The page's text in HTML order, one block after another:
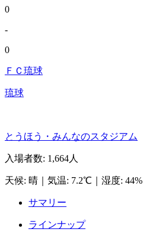
0
-
0
ＦＣ琉球
琉球
とうほう・みんなのスタジアム
入場者数: 1,664人
天候: 晴 気温: 7.2℃ 湿度: 44%
サマリー
ラインナップ